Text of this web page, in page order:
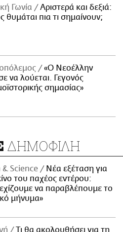
Γωνία
Αριστερά και δεξιά:
θυμάται πια τι σημαίνουν;
«Ο Νεοέλλην
να λούεται. Γεγονός
σημασίας»
ΔΗΜΟΦΙΛΗ
& Science
Νέα εξέταση για
του παχέος εντέρου:
να παραβλέπουμε το
μήνυμα»
Τι θα ακολουθήσει για τη